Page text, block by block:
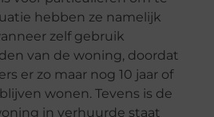
hebben ze namelijk
zelf gebruik
van de woning, doordat
er zo maar nog 10 jaar of
wonen. Tevens is de
in verhuurde staat